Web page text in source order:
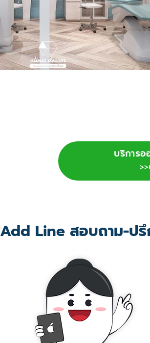
บริการอ
Add Line สอบถาม-ปรึ